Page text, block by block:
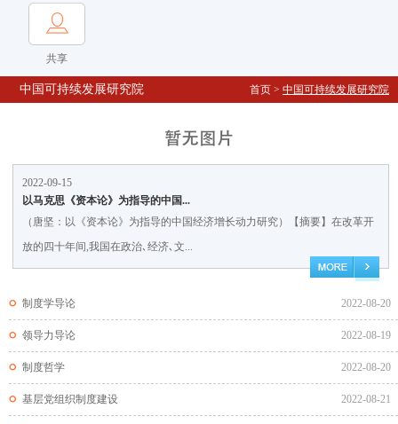
共享
首页 > 中国可持续发展研究院
中国可持续发展研究院
2022-09-15
以马克思《资本论》为指导的中国...
（唐坚：以《资本论》为指导的中国经济增长动力研究）【摘要】在改革开
放的四十年间,我国在政治､经济､文...
2022-08-20
制度学导论
2022-08-19
领导力导论
2022-08-20
制度哲学
2022-08-21
基层党组织制度建设